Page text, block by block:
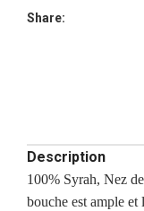
Share:
Description
100% Syrah, Nez
bouche est ample